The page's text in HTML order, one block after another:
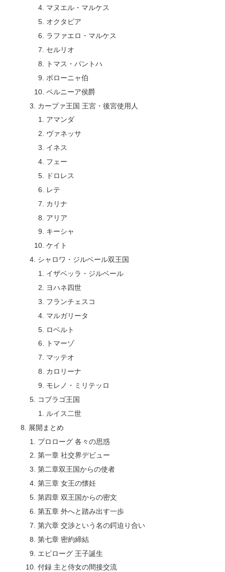
マヌエル・マルケス
オクタビア
ラファエロ・マルケス
セルリオ
トマス・パントハ
ボローニャ伯
ペルニーア侯爵
カープァ王国 王宮・後宮使用人
アマンダ
ヴァネッサ
イネス
フェー
ドロレス
レテ
カリナ
アリア
キーシャ
ケイト
シャロワ・ジルベール双王国
イザベッラ・ジルベール
ヨハネ四世
フランチェスコ
マルガリータ
ロベルト
トマーゾ
マッテオ
カロリーナ
モレノ・ミリテッロ
コブラゴ王国
ルイス二世
展開まとめ
プロローグ 各々の思惑
第一章 社交界デビュー
第二章双王国からの使者
第三章 女王の懐妊
第四章 双王国からの密文
第五章 外へと踏み出す一歩
第六章 交渉という名の鍔迫り合い
第七章 密約締結
エピローグ 王子誕生
付録 主と侍女の間接交流